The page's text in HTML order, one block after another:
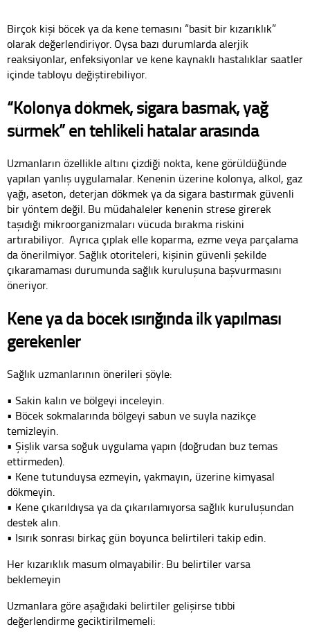
Birçok kişi böcek ya da kene temasını “basit bir kızarıklık”
olarak değerlendiriyor. Oysa bazı durumlarda alerjik
reaksiyonlar, enfeksiyonlar ve kene kaynaklı hastalıklar saatler
içinde tabloyu değiştirebiliyor.
“Kolonya dökmek, sigara basmak, yağ
sürmek” en tehlikeli hatalar arasında
Uzmanların özellikle altını çizdiği nokta, kene görüldüğünde
yapılan yanlış uygulamalar. Kenenin üzerine kolonya, alkol, gaz
yağı, aseton, deterjan dökmek ya da sigara bastırmak güvenli
bir yöntem değil. Bu müdahaleler kenenin strese girerek
taşıdığı mikroorganizmaları vücuda bırakma riskini
artırabiliyor. Ayrıca çıplak elle koparma, ezme veya parçalama
da önerilmiyor. Sağlık otoriteleri, kişinin güvenli şekilde
çıkaramaması durumunda sağlık kuruluşuna başvurmasını
öneriyor.
Kene ya da böcek ısırığında ilk yapılması
gerekenler
Sağlık uzmanlarının önerileri şöyle:
• Sakin kalın ve bölgeyi inceleyin.
• Böcek sokmalarında bölgeyi sabun ve suyla nazikçe
temizleyin.
• Şişlik varsa soğuk uygulama yapın (doğrudan buz temas
ettirmeden).
• Kene tutunduysa ezmeyin, yakmayın, üzerine kimyasal
dökmeyin.
• Kene çıkarıldıysa ya da çıkarılamıyorsa sağlık kuruluşundan
destek alın.
• Isırık sonrası birkaç gün boyunca belirtileri takip edin.
Her kızarıklık masum olmayabilir: Bu belirtiler varsa
beklemeyin
Uzmanlara göre aşağıdaki belirtiler gelişirse tıbbi
değerlendirme geciktirilmemeli: